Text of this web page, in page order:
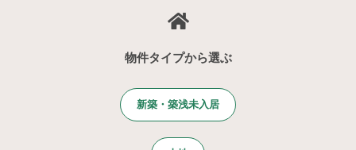
物件タイプから選ぶ
新築・築浅未入居